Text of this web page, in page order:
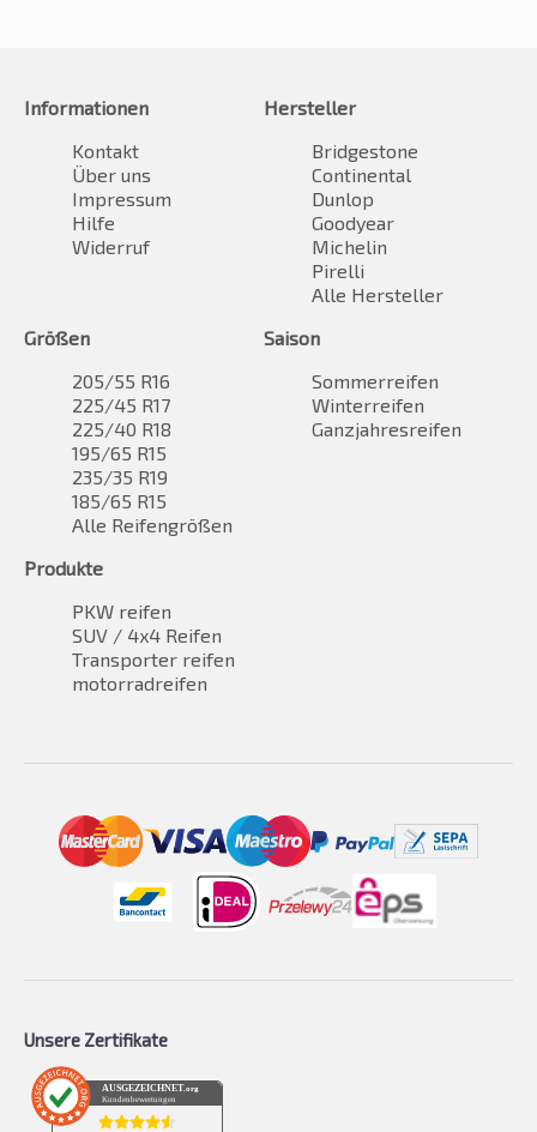
Informationen
Kontakt
Über uns
Impressum
Hilfe
Widerruf
Hersteller
Bridgestone
Continental
Dunlop
Goodyear
Michelin
Pirelli
Alle Hersteller
Größen
205/55 R16
225/45 R17
225/40 R18
195/65 R15
235/35 R19
185/65 R15
Alle Reifengrößen
Saison
Sommerreifen
Winterreifen
Ganzjahresreifen
Produkte
PKW reifen
SUV / 4x4 Reifen
Transporter reifen
motorradreifen
Unsere Zertifikate
AUSGEZEICHNET.org
Kundenbewertungen